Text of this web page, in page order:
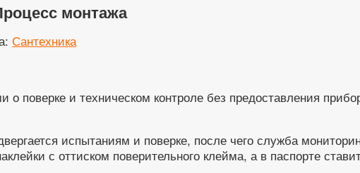
монтажа
Сантехника
о поверке и техническом контроле без предоставления
испытаниям и поверке, после чего служба
с оттиском поверительного клейма, а в паспорте